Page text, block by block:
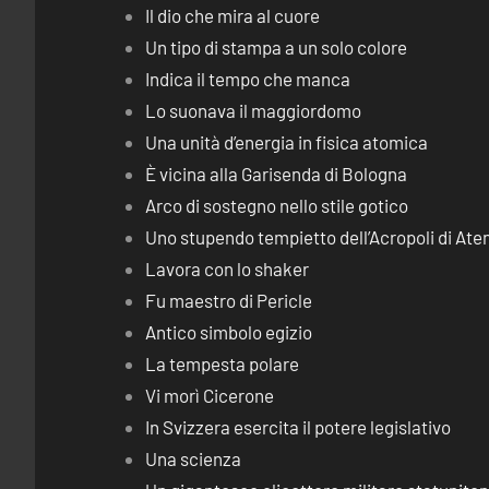
Il dio che mira al cuore
Un tipo di stampa a un solo colore
Indica il tempo che manca
Lo suonava il maggiordomo
Una unità d’energia in fisica atomica
È vicina alla Garisenda di Bologna
Arco di sostegno nello stile gotico
Uno stupendo tempietto dell’Acropoli di
Lavora con lo shaker
Fu maestro di Pericle
Antico simbolo egizio
La tempesta polare
Vi morì Cicerone
In Svizzera esercita il potere legislativo
Una scienza